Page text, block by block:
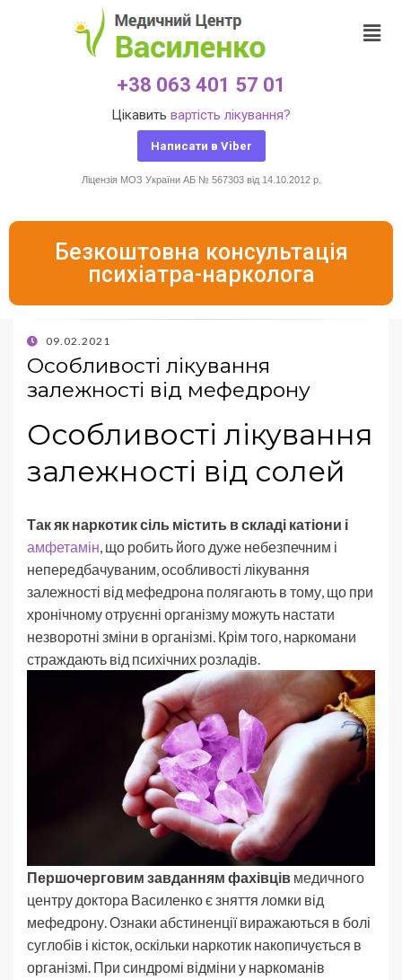
+38 063 401 57 01
Цікавить вартість лікування?
Написати в Viber
Ліцензія МОЗ України АБ № 567303 від 14.10.2012 р.
Безкоштовна консультація
психіатра-нарколога
09.02.2021
Особливості лікування
залежності від мефедрону
Особливості лікування
залежності від солей
Так як наркотик сіль містить в складі катіони і
амфетамін, що робить його дуже небезпечним і
непередбачуваним, особливості лікування
залежності від мефедрона полягають в тому, що при
хронічному отруєнні організму можуть настати
незворотні зміни в організмі. Крім того, наркомани
страждають від психічних розладів.
Першочерговим завданням фахівців медичного
центру доктора Василенко є зняття ломки від
мефедрону. Ознаки абстиненції виражаються в болі
суглобів і кісток, оскільки наркотик накопичується в
організмі. При синдромі відміни у наркоманів